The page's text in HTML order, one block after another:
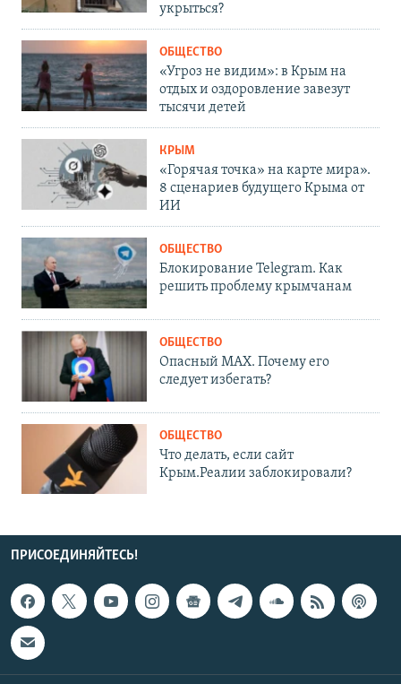
укрыться?
ОБЩЕСТВО
«Угроз не видим»: в Крым на
отдых и оздоровление завезут
тысячи детей
КРЫМ
«Горячая точка» на карте мира».
8 сценариев будущего Крыма от
ИИ
ОБЩЕСТВО
Блокирование Telegram. Как
решить проблему крымчанам
ОБЩЕСТВО
Опасный MAX. Почему его
следует избегать?
ОБЩЕСТВО
Что делать, если сайт
Крым.Реалии заблокировали?
ПРИСОЕДИНЯЙТЕСЬ!